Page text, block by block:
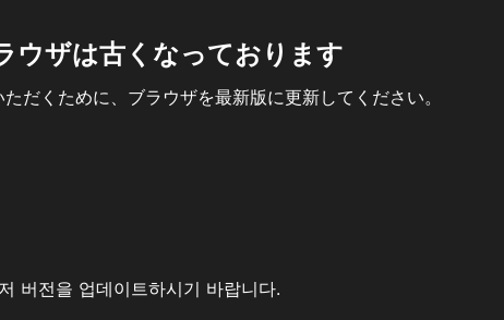
ウザは古くなっております
だくために、ブラウザを最新版に更新してください。
버전을 업데이트하시기 바랍니다.